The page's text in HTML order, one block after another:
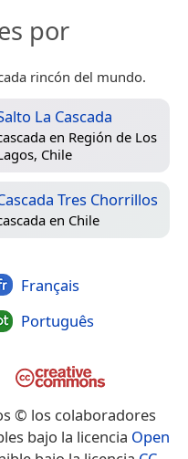
por
rincón del mundo.
La Cascada
en Región de Los
Chile
Tres Chorrillos
en Chile
Français
Português
© los colaboradores
bajo la licencia Open